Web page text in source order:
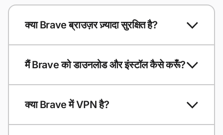
क्या Brave ब्राउज़र ज़्यादा सुरक्षित है?
मैं Brave को डाउनलोड और इंस्टॉल कैसे करूँ?
क्या Brave में VPN है?